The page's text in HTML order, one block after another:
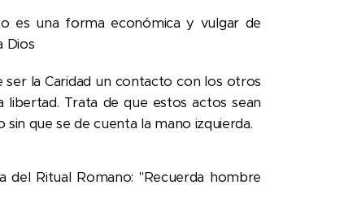
es una forma económica y vulgar de
Dios
la Caridad un contacto con los otros
Trata de que estos actos sean
que se de cuenta la mano izquierda.
Ritual Romano: "Recuerda hombre